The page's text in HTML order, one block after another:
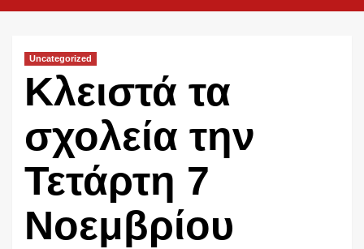
Uncategorized
Κλειστά τα
σχολεία την
Τετάρτη 7
Νοεμβρίου